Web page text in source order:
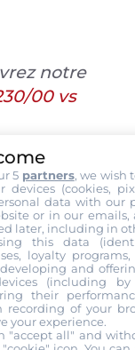
notre
00 vs
:
fiches
2026
sur
5 partners, we wish
devices (cookies,
data with our
or in our emails,
later, including in
this data
loyalty
and
(including
their
recording of your
your experience.
"accept all" and